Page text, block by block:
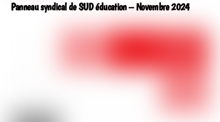
Panneau syndical de SUD éducation – Novembre 2024